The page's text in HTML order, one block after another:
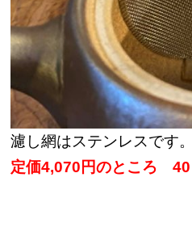
濾し網はステンレスです。
定価4,070円のところ